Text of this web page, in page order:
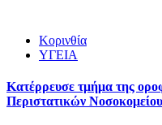
Κορινθία
ΥΓΕΙΑ
Kατέρρευσε τμήμα της
Περιστατικών